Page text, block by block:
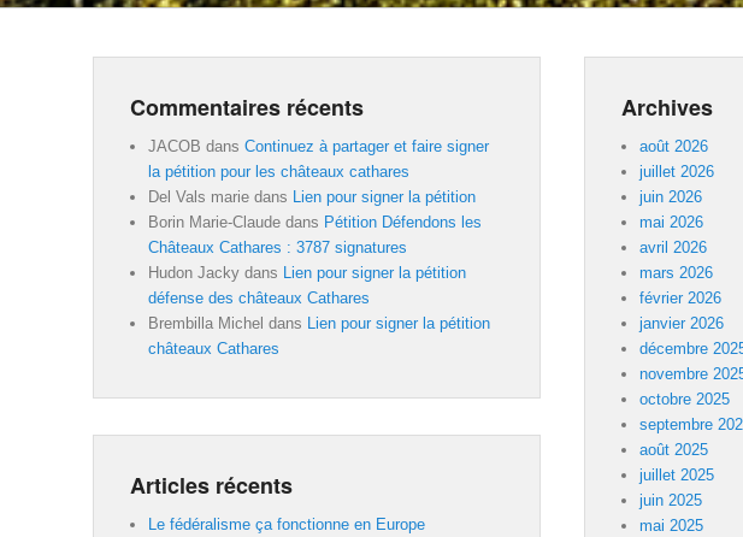
Commentaires récents
JACOB dans Continuez à partager et faire signer
la pétition pour les châteaux cathares
Del Vals marie dans Lien pour signer la pétition
Borin Marie-Claude dans Pétition Défendons les
Châteaux Cathares : 3787 signatures
Hudon Jacky dans Lien pour signer la pétition
défense des châteaux Cathares
Brembilla Michel dans Lien pour signer la pétition
châteaux Cathares
Articles récents
Le fédéralisme ça fonctionne en Europe
Archives
août 2026
juillet 2026
juin 2026
mai 2026
avril 2026
mars 2026
février 2026
janvier 2026
décembre
novembre
octobre 2025
septembre
août 2025
juillet 2025
juin 2025
mai 2025